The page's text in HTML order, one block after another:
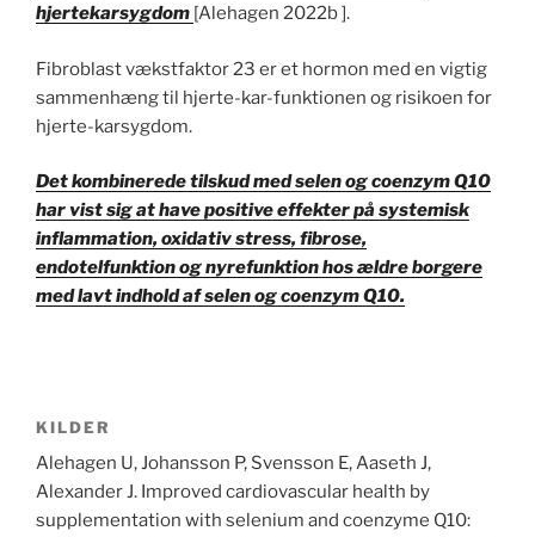
hjertekarsygdom [Alehagen 2022b ].
Fibroblast vækstfaktor 23 er et hormon med en vigtig
sammenhæng til hjerte-kar-funktionen og risikoen for
hjerte-karsygdom.
Det kombinerede tilskud med selen og coenzym Q10
har vist sig at have positive effekter på systemisk
inflammation, oxidativ stress, fibrose,
endotelfunktion og nyrefunktion hos ældre borgere
med lavt indhold af selen og coenzym Q10.
KILDER
Alehagen U, Johansson P, Svensson E, Aaseth J,
Alexander J. Improved cardiovascular health by
supplementation with selenium and coenzyme Q10: